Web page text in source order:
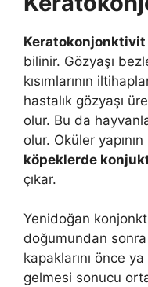
Keratokonjonktivit
bilinir. Gözyaşı
kısımlarının
hastalık gözyaşı
olur. Bu da
olur. Oküler
köpeklerde
çıkar.
Yenidoğan
doğumundan sonra
kapaklarını önce
gelmesi sonucu